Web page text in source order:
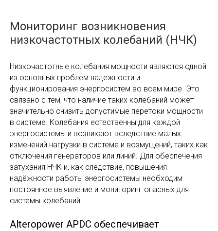
Мониторинг возникновения
низкочастотных колебаний (НЧК)
Низкочастотные колебания мощности являются одной
из основных проблем надежности и
функционирования энергосистем во всем мире. Это
связано с тем, что наличие таких колебаний может
значительно снизить допустимые перетоки мощности
в системе. Колебания естественны для каждой
энергосистемы и возникают вследствие малых
изменений нагрузки в системе и возмущений, таких как
отключения генераторов или линий. Для обеспечения
затухания НЧК и, как следствие, повышения
надёжности работы энергосистемы необходим
постоянное выявление и мониторинг опасных для
системы колебаний.
Alteropower APDC обеспечивает